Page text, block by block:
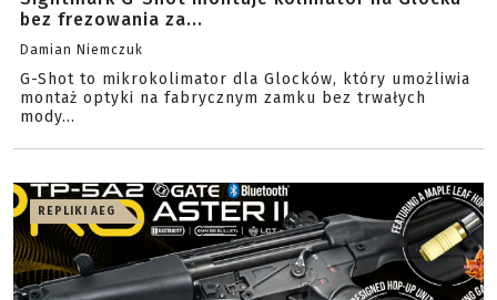
bez frezowania za...
Damian Niemczuk
G-Shot to mikrokolimator dla Glocków, który umożliwia
montaż optyki na fabrycznym zamku bez trwałych
mody...
REPLIKI AEG